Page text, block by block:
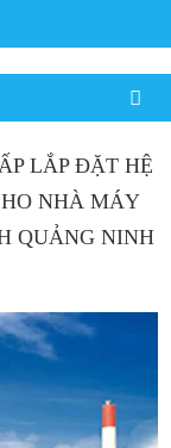
LẮP ĐẶT HỆ
NHÀ MÁY
QUẢNG NINH